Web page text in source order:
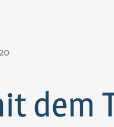
dem